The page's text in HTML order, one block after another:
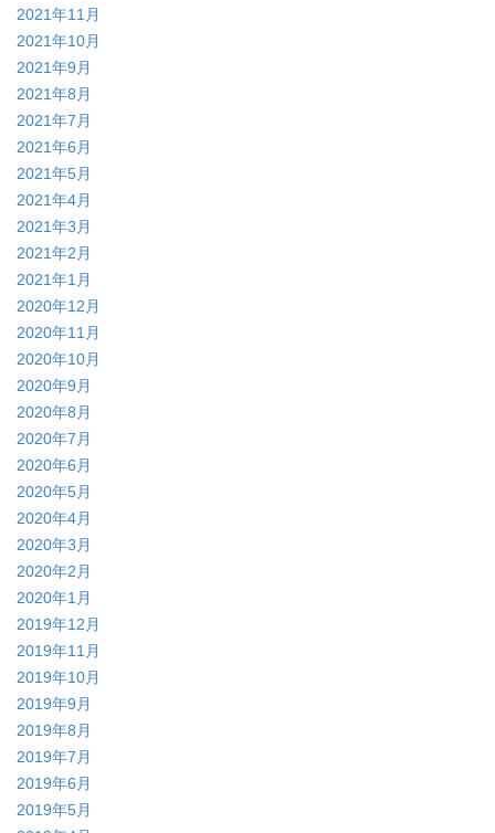
2021年11月
2021年10月
2021年9月
2021年8月
2021年7月
2021年6月
2021年5月
2021年4月
2021年3月
2021年2月
2021年1月
2020年12月
2020年11月
2020年10月
2020年9月
2020年8月
2020年7月
2020年6月
2020年5月
2020年4月
2020年3月
2020年2月
2020年1月
2019年12月
2019年11月
2019年10月
2019年9月
2019年8月
2019年7月
2019年6月
2019年5月